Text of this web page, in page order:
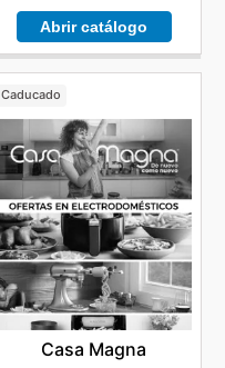
Abrir catálogo
Caducado
Casa Magna